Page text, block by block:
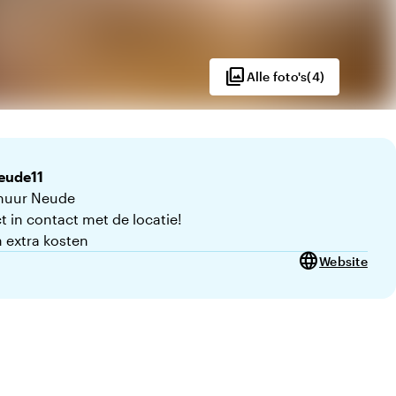
photo_libraryAlle foto's(4)
Neude
in contact met de locatie!
extra kosten
languageWebsite